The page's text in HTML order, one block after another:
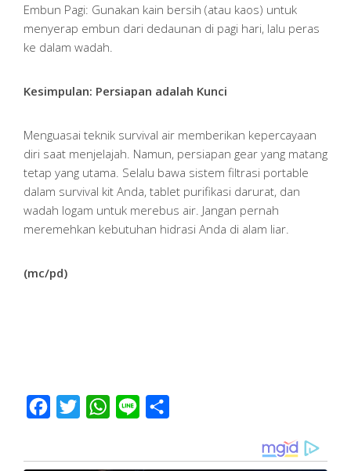
Embun Pagi: Gunakan kain bersih (atau kaos) untuk
menyerap embun dari dedaunan di pagi hari, lalu peras
ke dalam wadah.
Kesimpulan: Persiapan adalah Kunci
Menguasai teknik survival air memberikan kepercayaan
diri saat menjelajah. Namun, persiapan gear yang matang
tetap yang utama. Selalu bawa sistem filtrasi portable
dalam survival kit Anda, tablet purifikasi darurat, dan
wadah logam untuk merebus air. Jangan pernah
meremehkan kebutuhan hidrasi Anda di alam liar.
(mc/pd)
Facebook
Twitter WhatsApp
Line